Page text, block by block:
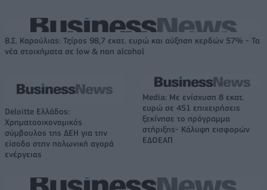
Β.Σ. Καρούλιας: Τζίρος 98,7 εκατ. ευρώ και αύξηση κερδών 57% - Τα
νέα στοιχήματα σε low & non alcohol
Deloitte Ελλάδος:
Χρηματοοικονομικός
σύμβουλος της ΔΕΗ για την
είσοδο στην πολωνική αγορά
ενέργειας
Media: Με ενίσχυση 8 εκατ.
ευρώ σε 451 επιχειρήσεις
ξεκίνησε το πρόγραμμα
στήριξης- Κάλυψη εισφορών
ΕΔΟΕΑΠ